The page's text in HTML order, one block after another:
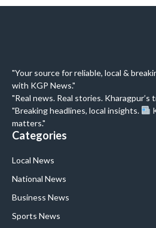
"Your source for reliable, local &
with KGP News."
"Real news. Real stories.
"Breaking headlines, local insights.
matters."
Categories
Local News
National News
Business News
Sports News